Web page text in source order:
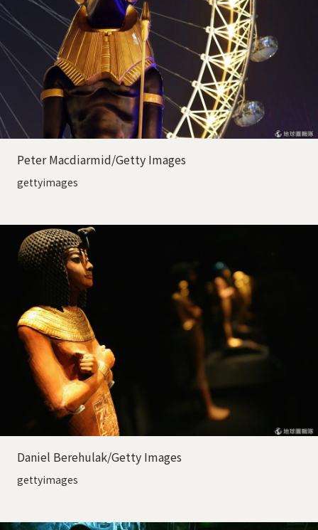
Peter Macdiarmid/Getty Images
gettyimages
Daniel Berehulak/Getty Images
gettyimages